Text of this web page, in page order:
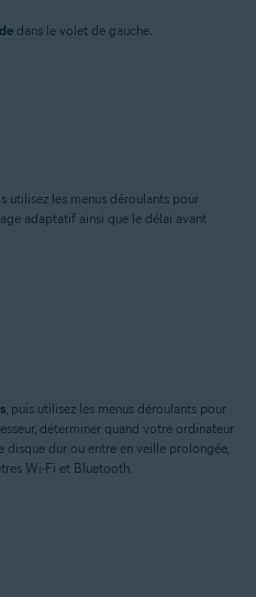
dans le volet de gauche.
utilisez les menus déroulants pour
adaptatif ainsi que le délai avant
, puis utilisez les menus déroulants pour
déterminer quand votre ordinateur
disque dur ou entre en veille prolongée,
Wi-Fi et Bluetooth.